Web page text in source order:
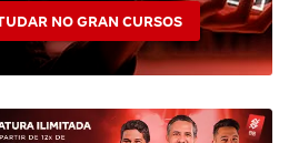
NO GRAN CURSOS